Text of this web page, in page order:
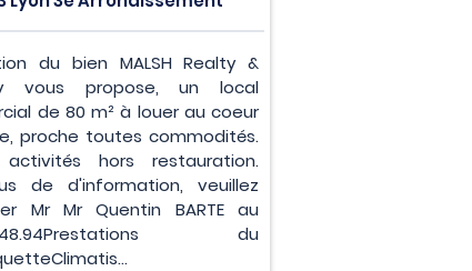
du bien MALSH Realty &
vous propose, un local
de 80 m² à louer au coeur
proche toutes commodités.
activités hors restauration.
de d'information, veuillez
Mr Mr Quentin BARTE au
du